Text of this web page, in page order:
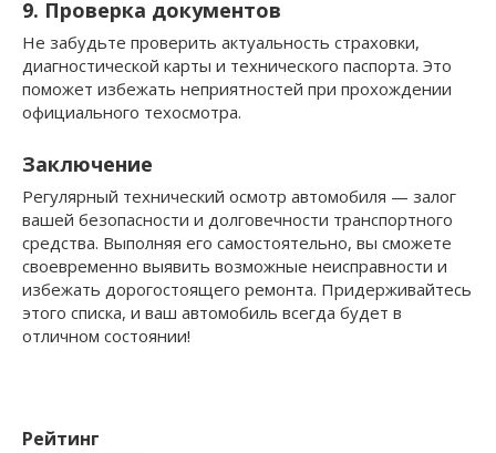
9. Проверка документов
Не забудьте проверить актуальность страховки,
диагностической карты и технического паспорта. Это
поможет избежать неприятностей при прохождении
официального техосмотра.
Заключение
Регулярный технический осмотр автомобиля — залог
вашей безопасности и долговечности транспортного
средства. Выполняя его самостоятельно, вы сможете
своевременно выявить возможные неисправности и
избежать дорогостоящего ремонта. Придерживайтесь
этого списка, и ваш автомобиль всегда будет в
отличном состоянии!
Рейтинг